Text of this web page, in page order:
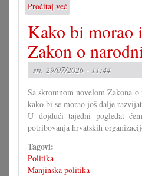
Pročitaj već
U
čem
more
pomoći
Savjet
mladih?
Kako bi morao
Zakon o
sri, 29/07/2026 - 11:44
Sa skromnom novelom Zakona
kako bi se morao još dalje
U dojdući tajedni pogledat
potribovanja hrvatskih
Tagovi:
Politika
Manjinska politika